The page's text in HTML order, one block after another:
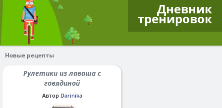
Дневник
тренировок
Новые рецепты
Рулетики из лаваша с
говядиной
Автор Darinika